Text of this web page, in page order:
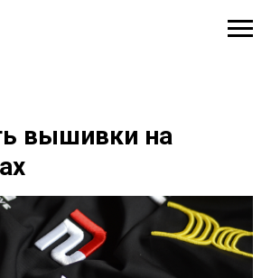
вышивки на